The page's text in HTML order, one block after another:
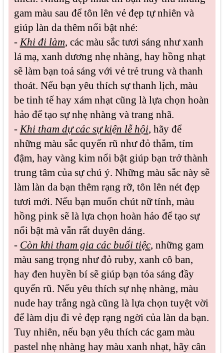
gam màu sau để tôn lên vẻ đẹp tự nhiên và
giúp làn da thêm nổi bật nhé:
- Khi đi làm, các màu sắc tươi sáng như xanh
lá mạ, xanh dương nhẹ nhàng, hay hồng nhạt
sẽ làm bạn toả sáng với vẻ trẻ trung và thanh
thoát. Nếu bạn yêu thích sự thanh lịch, màu
be tinh tế hay xám nhạt cũng là lựa chọn hoàn
hảo để tạo sự nhẹ nhàng và trang nhã.
- Khi tham dự các sự kiện lễ hội, hãy để
những màu sắc quyến rũ như đỏ thắm, tím
đậm, hay vàng kim nổi bật giúp bạn trở thành
trung tâm của sự chú ý. Những màu sắc này sẽ
làm làn da bạn thêm rạng rỡ, tôn lên nét đẹp
tươi mới. Nếu bạn muốn chút nữ tính, màu
hồng pink sẽ là lựa chọn hoàn hảo để tạo sự
nổi bật mà vẫn rất duyên dáng.
- Còn khi tham gia các buổi tiệc, những gam
màu sang trọng như đỏ ruby, xanh cô ban,
hay đen huyền bí sẽ giúp bạn tỏa sáng đầy
quyến rũ. Nếu yêu thích sự nhẹ nhàng, màu
nude hay trắng ngà cũng là lựa chọn tuyệt vời
để làm dịu đi vẻ đẹp rạng ngời của làn da bạn.
Tuy nhiên, nếu bạn yêu thích các gam màu
pastel nhẹ nhàng hay màu xanh nhạt, hãy cân